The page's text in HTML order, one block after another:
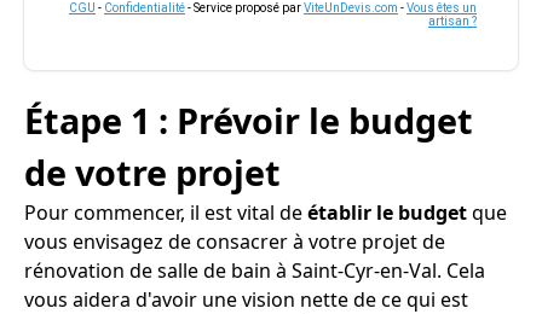
CGU - Confidentialité- Service proposé parViteUnDevis.com -Vous êtes un
artisan ?
Étape 1 : Prévoir le budget
de votre projet
Pour commencer, il est vital deétablir le budgetque
vous envisagez de consacrer à votre projet de
rénovation de salle de bain à Saint-Cyr-en-Val. Cela
vous aidera d'avoir une vision nette de ce qui est